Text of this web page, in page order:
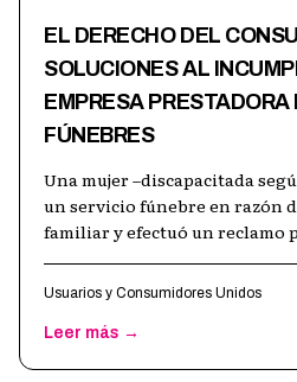
EL DERECHO DEL
SOLUCIONES AL
EMPRESA PRESTADORA
FÚNEBRES
Una mujer –discapacitada
un servicio fúnebre en razón
familiar y efectuó un reclamo
Usuarios y Consumidores Unidos
Leer más →